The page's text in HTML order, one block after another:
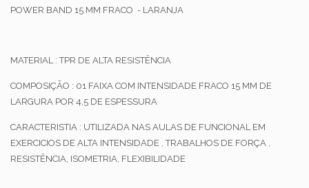
POWER BAND 15 MM FRACO - LARANJA
MATERIAL : TPR DE ALTA RESISTÊNCIA
COMPOSIÇÃO : 01 FAIXA COM INTENSIDADE FRACO 15 MM DE
LARGURA POR 4,5 DE ESPESSURA
CARACTERISTIA : UTILIZADA NAS AULAS DE FUNCIONAL EM
EXERCICIOS DE ALTA INTENSIDADE , TRABALHOS DE FORÇA ,
RESISTÊNCIA, ISOMETRIA, FLEXIBILIDADE